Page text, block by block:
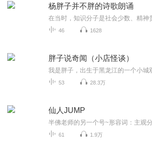
杨胖子并不胖的诗歌朗诵
46 1628
胖子说奇闻（小店怪谈）
53 28.3万
仙人JUMP
61 1.9万